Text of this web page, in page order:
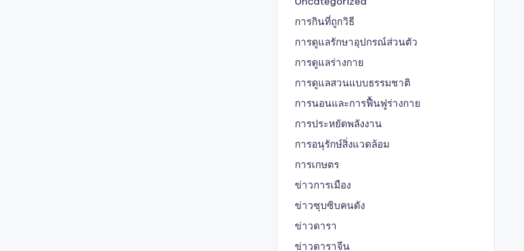
การกินที่ถูกวิธี
การดูแลรักษาอุปกรณ์ส่วนตัว
การดูแลร่างกาย
การดูแลสวนแบบธรรมชาติ
การนอนและการฟื้นฟูร่างกาย
การประหยัดพลังงาน
การอนุรักษ์สิ่งแวดล้อม
การเกษตร
ข่าวการเมือง
ข่าวซุบซิบคนดัง
ข่าวดารา
ข่าวดาราจีน